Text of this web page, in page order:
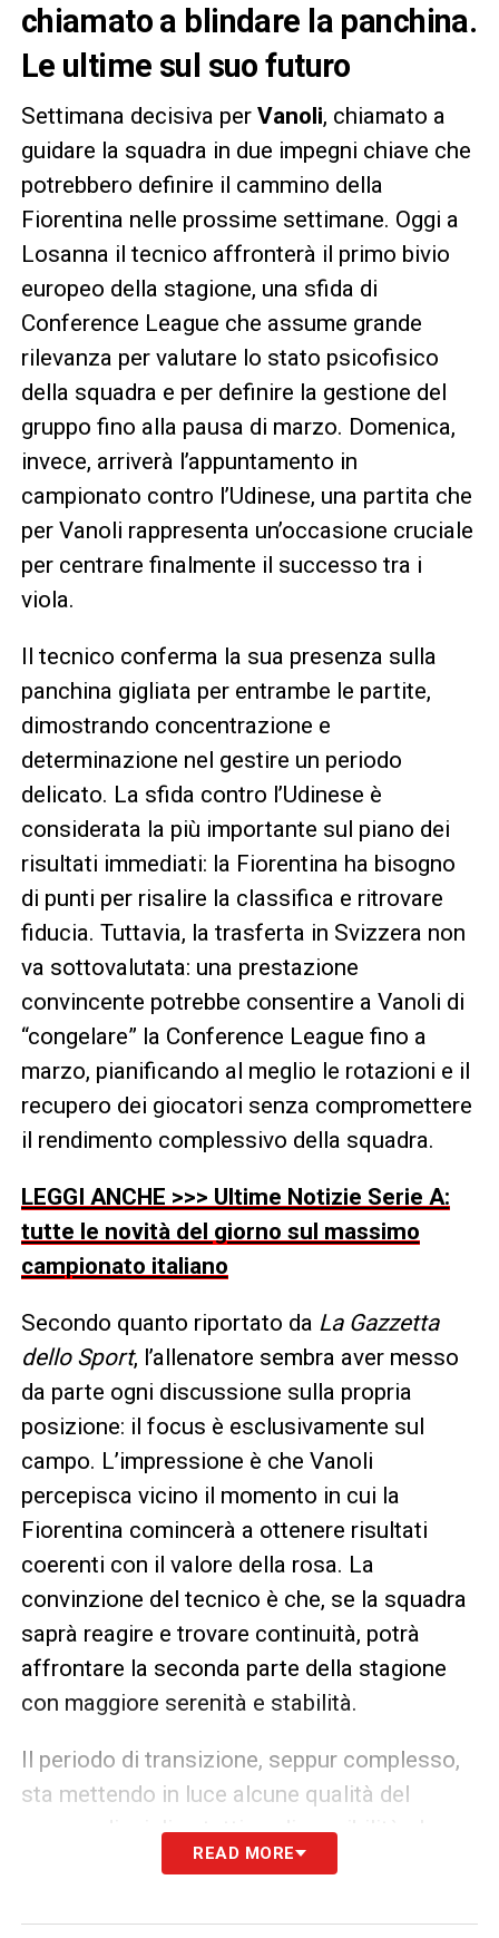
chiamato a blindare la panchina.
Le ultime sul suo futuro
Settimana decisiva per Vanoli, chiamato a
guidare la squadra in due impegni chiave che
potrebbero definire il cammino della
Fiorentina nelle prossime settimane. Oggi a
Losanna il tecnico affronterà il primo bivio
europeo della stagione, una sfida di
Conference League che assume grande
rilevanza per valutare lo stato psicofisico
della squadra e per definire la gestione del
gruppo fino alla pausa di marzo. Domenica,
invece, arriverà l’appuntamento in
campionato contro l’Udinese, una partita che
per Vanoli rappresenta un’occasione cruciale
per centrare finalmente il successo tra i
viola.
Il tecnico conferma la sua presenza sulla
panchina gigliata per entrambe le partite,
dimostrando concentrazione e
determinazione nel gestire un periodo
delicato. La sfida contro l’Udinese è
considerata la più importante sul piano dei
risultati immediati: la Fiorentina ha bisogno
di punti per risalire la classifica e ritrovare
fiducia. Tuttavia, la trasferta in Svizzera non
va sottovalutata: una prestazione
convincente potrebbe consentire a Vanoli di
“congelare” la Conference League fino a
marzo, pianificando al meglio le rotazioni e il
recupero dei giocatori senza compromettere
il rendimento complessivo della squadra.
LEGGI ANCHE >>> Ultime Notizie Serie A:
tutte le novità del giorno sul massimo
campionato italiano
Secondo quanto riportato da La Gazzetta
dello Sport, l’allenatore sembra aver messo
da parte ogni discussione sulla propria
posizione: il focus è esclusivamente sul
campo. L’impressione è che Vanoli
percepisca vicino il momento in cui la
Fiorentina comincerà a ottenere risultati
coerenti con il valore della rosa. La
convinzione del tecnico è che, se la squadra
saprà reagire e trovare continuità, potrà
affrontare la seconda parte della stagione
con maggiore serenità e stabilità.
Il periodo di transizione, seppur complesso,
sta mettendo in luce alcune qualità del
gruppo: disciplina tattica, disponibilità al
sacrificio e crescita individuale dei giovani.
cercando di equilibrare esigenze tattiche e
READ MORE